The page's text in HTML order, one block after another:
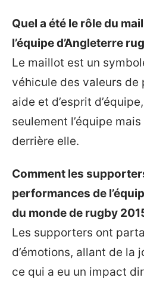
Quel a été le rôle du
l’équipe d’Angleterre
Le maillot est un
véhicule des valeurs de
aide et d’esprit
seulement l’équipe
derrière elle.
Comment les
performances de
du monde de rugby
Les supporters ont
d’émotions, allant de la
ce qui a eu un impact